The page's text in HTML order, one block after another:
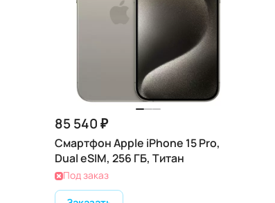
85 540 ₽
Смартфон Apple iPhone 15 Pro,
Dual eSIM, 256 ГБ, Титан
Под заказ